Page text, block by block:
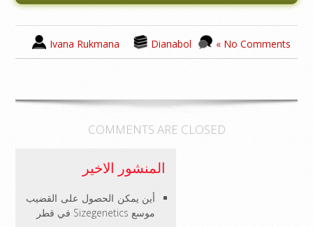
Ivana Rukmana Dianabol No Comments »
COMMENTS ARE CLOSED
المنشور الاخير
أين يمكن الحصول على القضيب
موسع Sizegenetics في قطر